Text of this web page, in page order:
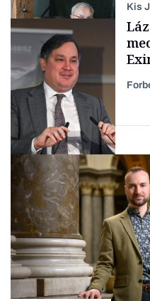
Támogatói tartalom
Családi
vállalkozások
Kis
Magyar cégek